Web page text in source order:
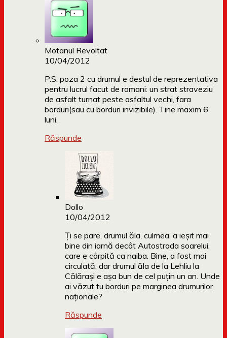
Motanul Revoltat
10/04/2012
P.S. poza 2 cu drumul e destul de reprezentativa
pentru lucrul facut de romani: un strat straveziu
de asfalt turnat peste asfaltul vechi, fara
borduri(sau cu borduri invizibile). Tine maxim 6
luni.
Răspunde
Dollo
10/04/2012
Ți se pare, drumul ăla, culmea, a ieșit mai
bine din iarnă decât Autostrada soarelui,
care e cârpită ca naiba. Bine, a fost mai
circulată, dar drumul ăla de la Lehliu la
Călărași e așa bun de cel puțin un an. Unde
ai văzut tu borduri pe marginea drumurilor
naționale?
Răspunde